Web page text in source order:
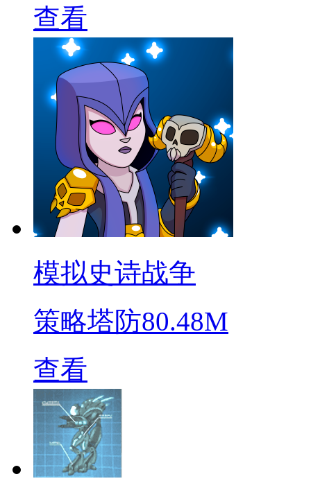
查看
模拟史诗战争
策略塔防80.48M
查看